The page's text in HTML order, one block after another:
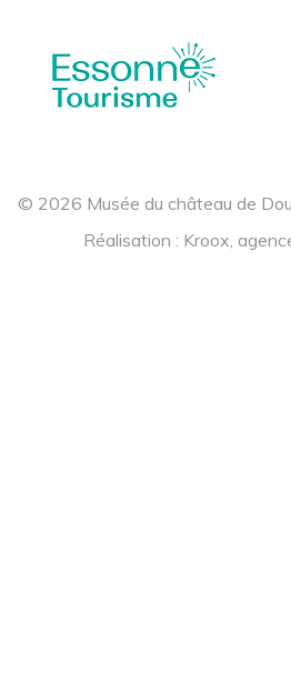
© 2026 Musée du château de
Réalisation : Kroox,